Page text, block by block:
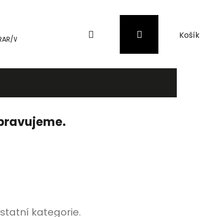
WinRAR Záložní zdroje (UPS) a přepěťové
PřihlášeníNákupní
košík
kategorie.